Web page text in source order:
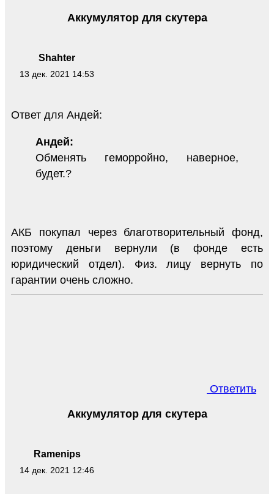
Shahter
13 дек. 2021 14:53
Аккумулятор для скутера
Ответ для Андей:
Андей:
Обменять геморройно, наверное,
будет.?
АКБ покупал через благотворительный фонд,
поэтому деньги вернули (в фонде есть
юридический отдел). Физ. лицу вернуть по
гарантии очень сложно.
Ответить
Ramenips
14 дек. 2021 12:46
Аккумулятор для скутера